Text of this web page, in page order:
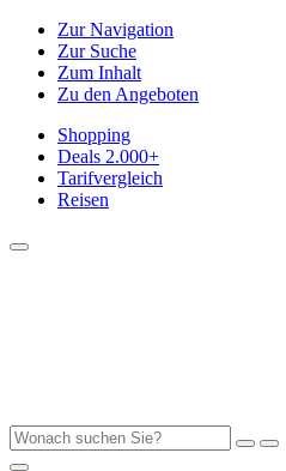
Zur Navigation
Zur Suche
Zum Inhalt
Zu den Angeboten
Shopping
Deals 2.000+
Tarifvergleich
Reisen